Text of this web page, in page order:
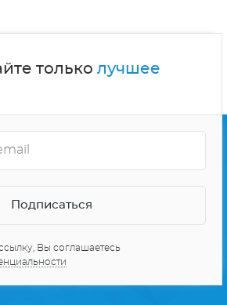
только лучшее
Вы соглашаетесь